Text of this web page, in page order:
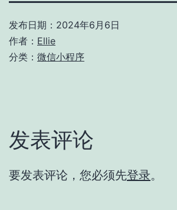
发布日期： 2024年6月6日
作者： Ellie
分类： 微信小程序
发表评论
要发表评论，您必须先登录。